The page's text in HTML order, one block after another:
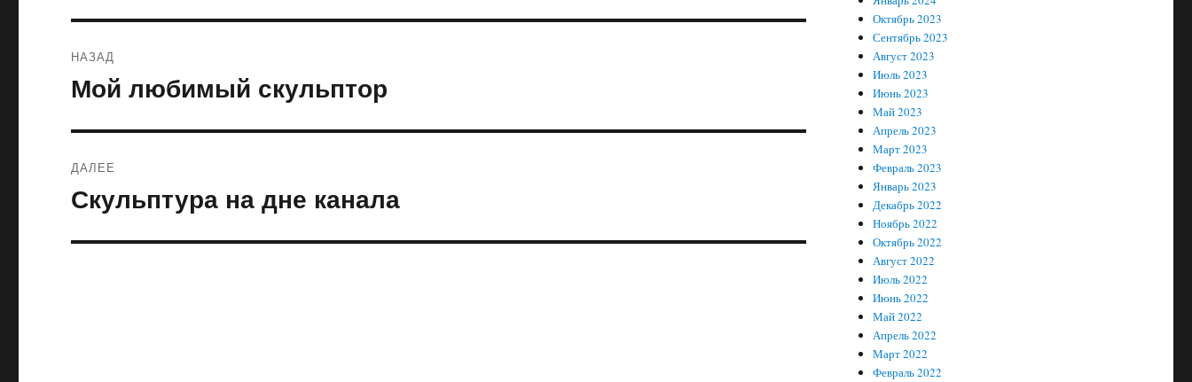
по
НАЗАД
Предыдущая
Мой любимый скульптор
ДАЛЕЕ
Следующая
запись:
Скульптура на дне канала
Октябрь 2023
Сентябрь 2023
Август 2023
Июль 2023
Июнь 2023
Май 2023
Апрель 2023
Март 2023
Февраль 2023
Январь 2023
Декабрь 2022
Ноябрь 2022
Октябрь 2022
Август 2022
Июль 2022
Июнь 2022
Май 2022
Апрель 2022
Март 2022
Февраль 2022